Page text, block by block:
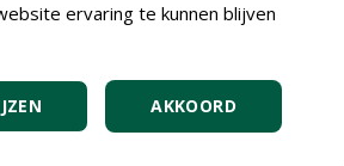
ervaring te kunnen blijven
AKKOORD